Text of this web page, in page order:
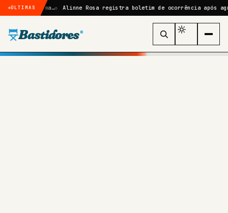
ÚLTIMAS
Uma… Alinne Rosa registra boletim de ocorrência após agressão
Bastidores ®